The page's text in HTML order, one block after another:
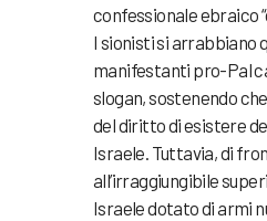
confessionale ebraico
I sionisti si arrabbiano
manifestanti pro-Pal
slogan, sostenendo
del diritto di esistere
Israele. Tuttavia, di
all’irraggiungibile
Israele dotato di armi